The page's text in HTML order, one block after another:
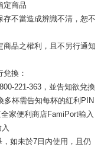
定商品
不當造成辨識不清，恕不
品之權利，且不另行通知
兌換：
221-363，並告知欲兌換
多杯需告知每杯的紅利PIN
家便利商店FamiPort輸入
如未於7日內使用，且仍